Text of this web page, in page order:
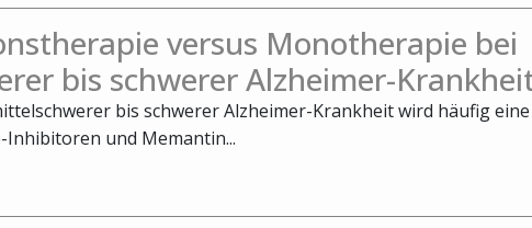
versus Monotherapie bei
bis schwerer Alzheimer-
bis schwerer Alzheimer-Krankheit wird häufig
Inhibitoren und Memantin...